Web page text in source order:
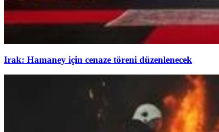
Irak: Hamaney için cenaze töreni düzenlenecek